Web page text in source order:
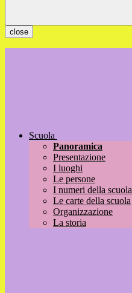
close
Scuola
Panoramica
Presentazione
I luoghi
Le persone
I numeri della scuola
Le carte della scuola
Organizzazione
La storia